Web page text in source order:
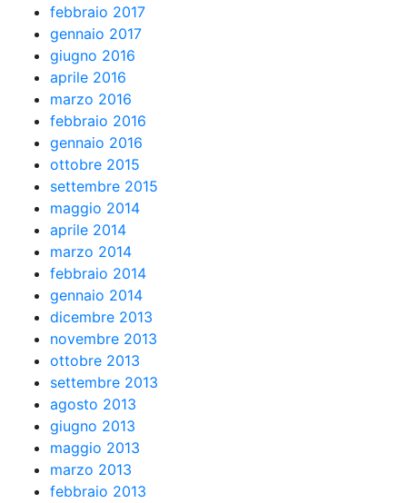
febbraio 2017
gennaio 2017
giugno 2016
aprile 2016
marzo 2016
febbraio 2016
gennaio 2016
ottobre 2015
settembre 2015
maggio 2014
aprile 2014
marzo 2014
febbraio 2014
gennaio 2014
dicembre 2013
novembre 2013
ottobre 2013
settembre 2013
agosto 2013
giugno 2013
maggio 2013
marzo 2013
febbraio 2013